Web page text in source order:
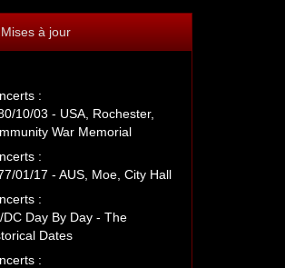
Mises à jour
:
10/03 - USA, Rochester,
War Memorial
:
01/17 - AUS, Moe, City Hall
:
DC Day By Day - The
Dates
: